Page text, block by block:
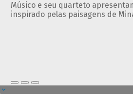
Músico e seu quarteto
inspirado pelas paisagens de